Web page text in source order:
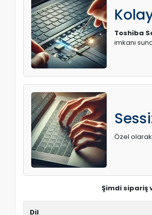
Toshiba
imkanı
Özel
Şimdi sipariş
Dil